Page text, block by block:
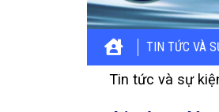
TIN TỨC VÀ
Tin tức và sự